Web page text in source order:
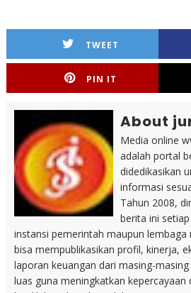
TWEET
PIN IT
About
Media online
adalah portal
didedikasikan
informasi
Tahun 2008,
berita ini
instansi pemerintah maupun lembaga
bisa mempublikasikan profil, kinerja,
laporan keuangan dari masing-
luas guna meningkatkan kepercayaan